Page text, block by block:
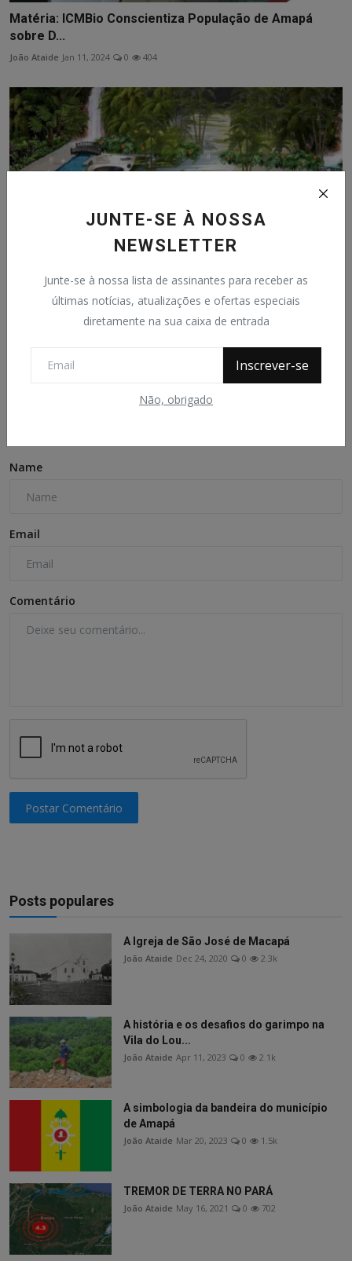
JUNTE-SE À NOSSA
NEWSLETTER
Junte-se à nossa lista de assinantes para receber as
últimas notícias, atualizações e ofertas especiais
diretamente na sua caixa de entrada
Inscrever-se
Não, obrigado
Matéria: ICMBio Conscientiza População de Amapá
sobre D...
João Ataide Jan 11, 2024 0 404
Design Hoteleiro: O Futuro da Hospedagem
Name
Email
Comentário
Postar Comentário
Posts populares
A Igreja de São José de Macapá
João Ataide Dec 24, 2020 0 2.3k
A história e os desafios do garimpo na
Vila do Lou...
João Ataide Apr 11, 2023 0 2.1k
A simbologia da bandeira do município
de Amapá
João Ataide Mar 20, 2023 0 1.5k
TREMOR DE TERRA NO PARÁ
João Ataide May 16, 2021 0 702